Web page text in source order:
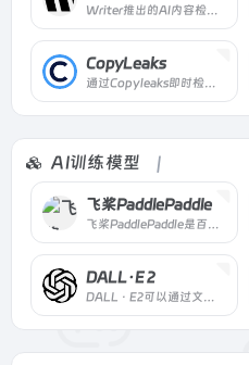
Writer推出的AI内容检测工具
CopyLeaks
通过Copyleaks即时检测抄袭内容、人工智能生成的内容，这是全球数百万人使用的唯一基于人工智能的平台。
AI训练模型
飞桨PaddlePaddle
飞桨PaddlePaddle是百度发起的开源深度学习平台，提供核心框架、模型库、开发套件及服务平台，支持动态图和静态图，覆盖训练到多端推理，适合开发者、研究人员和企业使用。
DALL·E 2
DALL · E2可以通过文本描述创建原创的、真实的图像和艺术。它可以结合概念、属性和风格。